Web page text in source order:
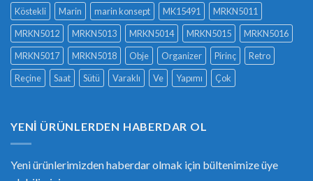
Köstekli
Marin marin konsept MK15491
MRKN5011
MRKN5012
MRKN5013 MRKN5014 MRKN5015
MRKN5016
MRKN5017
MRKN5018 Obje Organizer Pirinç
Retro
Reçine
Saat Sütü Varaklı Ve Yapımı Çok
YENI ÜRÜNLERDEN HABERDAR OL
Yeni ürünlerimizden haberdar olmak için bültenimize üye